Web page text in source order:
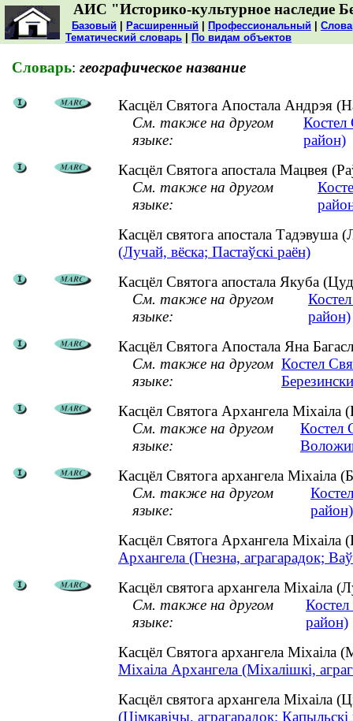
АИС "Историко-культурное наследие
Базовый Расширенный Профессиональный
Тематический словарь
По видам объектов
Словарь: географическое название
Касцёл Святога Апостала Андрэя
См. также на другом
языке:
Костел
район)
Касцёл Святога апостала Мацвея
См. также на другом
языке:
Касцёл святога апостала
(Лучай, вёска; Пастаўскі раён)
Касцёл Святога апостала Якуба
См. также на другом
языке:
район)
Касцёл Святога Апостала Яна
См. также на другом
языке:
Костел
Касцёл Святога Архангела Міхаіла
См. также на другом
языке:
Костел
Касцёл Святога архангела Міхаіла
См. также на другом
языке:
район)
Касцёл Святога Архангела
Архангела (Гнезна, аграгарадок;
Касцёл святога архангела Міхаіла
См. также на другом
языке:
район)
Касцёл Святога архангела Міхаіла
Міхаіла Архангела (Міхалішкі,
Касцёл святога архангела Міхаіла
(Цімкавічы, аграгарадок; Капыльскі